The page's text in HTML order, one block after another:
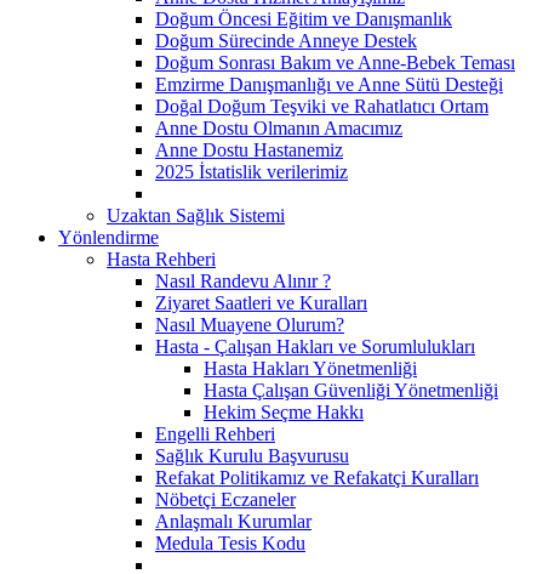
Doğum Öncesi Eğitim ve Danışmanlık
Doğum Sürecinde Anneye Destek
Doğum Sonrası Bakım ve Anne-Bebek Teması
Emzirme Danışmanlığı ve Anne Sütü Desteği
Doğal Doğum Teşviki ve Rahatlatıcı Ortam
Anne Dostu Olmanın Amacımız
Anne Dostu Hastanemiz
2025 İstatislik verilerimiz
Uzaktan Sağlık Sistemi
Yönlendirme
Hasta Rehberi
Nasıl Randevu Alınır ?
Ziyaret Saatleri ve Kuralları
Nasıl Muayene Olurum?
Hasta - Çalışan Hakları ve Sorumlulukları
Hasta Hakları Yönetmenliği
Hasta Çalışan Güvenliği Yönetmenliği
Hekim Seçme Hakkı
Engelli Rehberi
Sağlık Kurulu Başvurusu
Refakat Politikamız ve Refakatçi Kuralları
Nöbetçi Eczaneler
Anlaşmalı Kurumlar
Medula Tesis Kodu